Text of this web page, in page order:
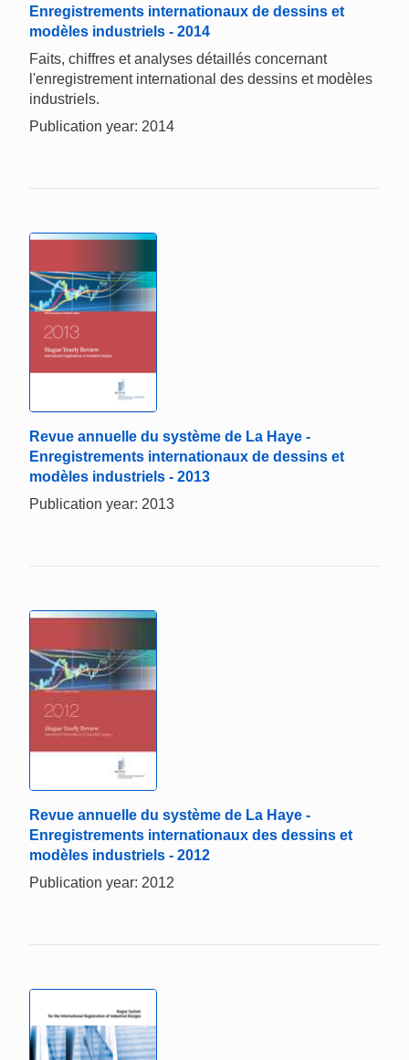
Enregistrements internationaux de dessins et
modèles industriels - 2014
Faits, chiffres et analyses détaillés concernant
l'enregistrement international des dessins et modèles
industriels.
Publication year: 2014
Revue annuelle du système de La Haye -
Enregistrements internationaux de dessins et
modèles industriels - 2013
Publication year: 2013
Revue annuelle du système de La Haye -
Enregistrements internationaux des dessins et
modèles industriels - 2012
Publication year: 2012